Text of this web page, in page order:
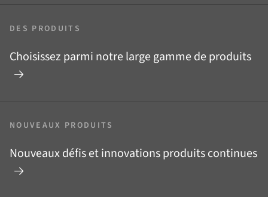
DES PRODUITS
Choisissez parmi notre large gamme de produits
NOUVEAUX PRODUITS
Nouveaux défis et innovations produits continues